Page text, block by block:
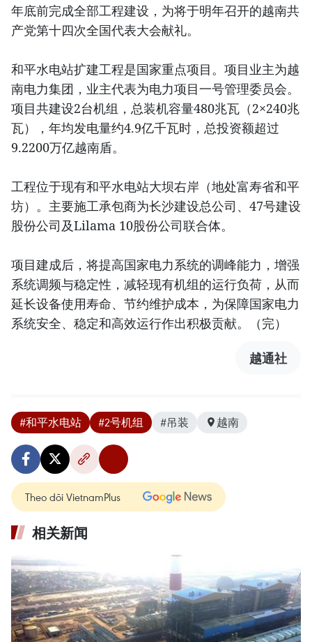
年底前完成全部工程建设，为将于明年召开的越南共
产党第十四次全国代表大会献礼。
和平水电站扩建工程是国家重点项目。项目业主为越
南电力集团，业主代表为电力项目一号管理委员会。
项目共建设2台机组，总装机容量480兆瓦（2×240兆
瓦），年均发电量约4.9亿千瓦时，总投资额超过
9.2200万亿越南盾。
工程位于现有和平水电站大坝右岸（地处富寿省和平
坊）。主要施工承包商为长沙建设总公司、47号建设
股份公司及Lilama 10股份公司联合体。
项目建成后，将提高国家电力系统的调峰能力，增强
系统调频与稳定性，减轻现有机组的运行负荷，从而
延长设备使用寿命、节约维护成本，为保障国家电力
系统安全、稳定和高效运行作出积极贡献。（完）
越通社
#和平水电站 #2号机组 #吊装 越南
Theo dõi VietnamPlus
相关新闻